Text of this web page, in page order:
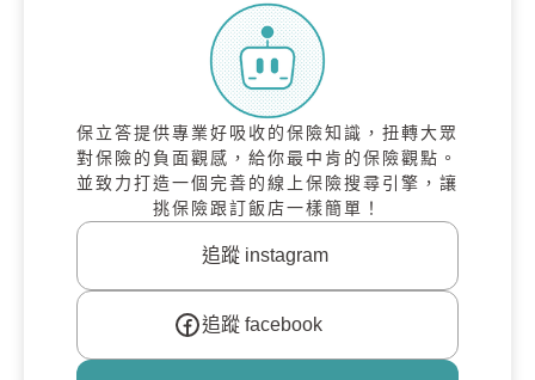
保立答提供專業好吸收的保險知識，扭轉大眾
對保險的負面觀感，給你最中肯的保險觀點。
並致力打造一個完善的線上保險搜尋引擎，讓
挑保險跟訂飯店一樣簡單！
追蹤 instagram
追蹤 facebook